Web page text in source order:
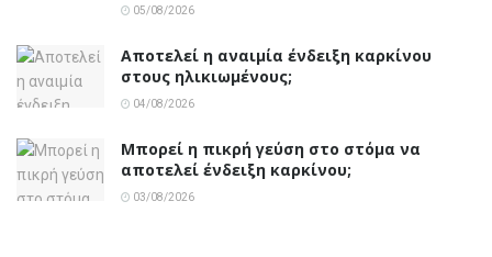
05/08/2026
Αποτελεί η αναιμία ένδειξη καρκίνου
στους ηλικιωμένους;
04/08/2026
Μπορεί η πικρή γεύση στο στόμα να
αποτελεί ένδειξη καρκίνου;
03/08/2026